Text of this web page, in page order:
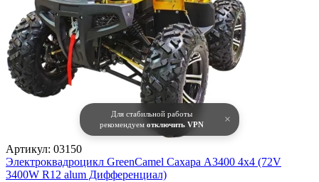
Для стабильной работы
рекомендуем отключить VPN ×
Артикул: 03150
Электроквадроцикл GreenCamel Сахара A3400 4x4 (72V
3400W R12 alum Дифференциал)